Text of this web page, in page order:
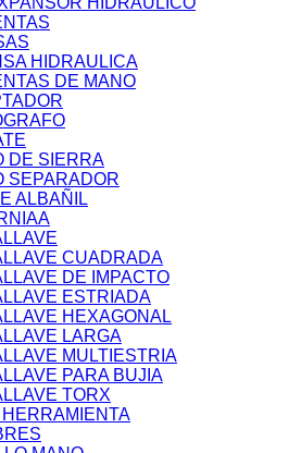
HIDRAULICA
DE MANO
DE SIERRA
SEPARADOR
ALBAÑIL
CUADRADA
DE IMPACTO
ESTRIADA
HEXAGONAL
LARGA
MULTIESTRIA
PARA BUJIA
TORX